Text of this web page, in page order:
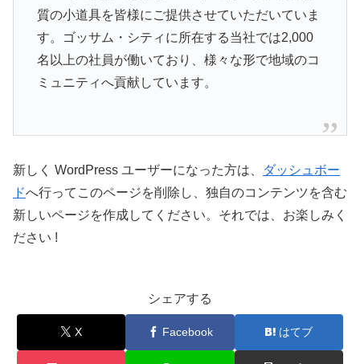
質の小道具を皆様にご提供させていただいていま
す。ゴッサム・シティに所在する当社では2,000
名以上の社員が働いており、様々な形で地域のコ
ミュニティへ貢献しています。
新しく WordPress ユーザーになった方は、
ダッシュボー
ドへ行ってこのページを削除し、独自のコンテンツを含む
新しいページを作成してください。それでは、お楽しみく
ださい !
シェアする
X Facebook はてブ